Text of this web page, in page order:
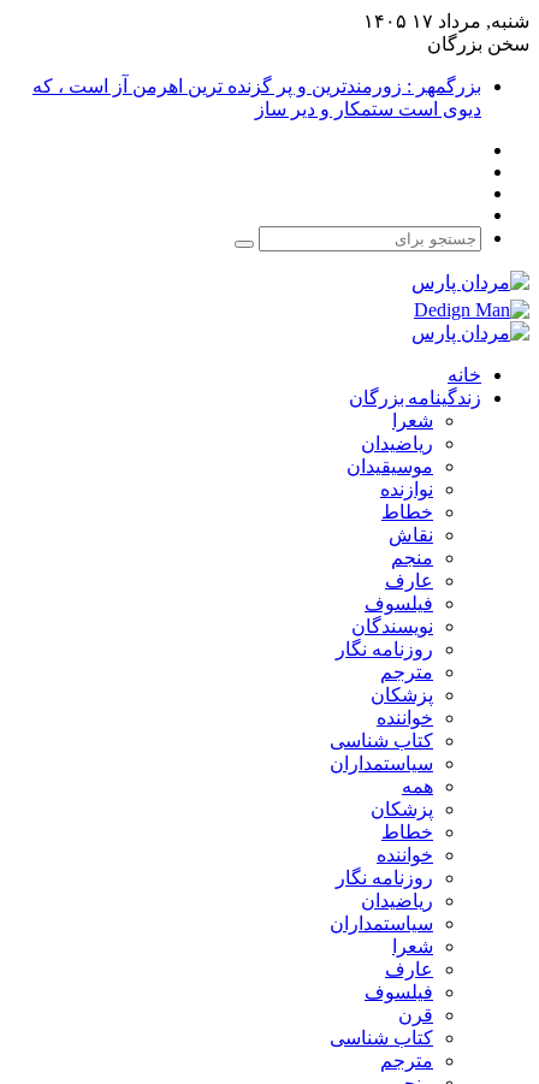
شنبه, مرداد ۱۷ ۱۴۰۵
سخن بزرگان
بزرگمهر : زورمندترین و پر گزنده ترین اهرمن آز است ، که
دیوی است ستمکار و دیر ساز
جستجو
خانه
زندگینامه بزرگان
شعرا
ریاضیدان
موسیقیدان
نوازنده
خطاط
نقاش
منجم
عارف
فیلسوف
نویسندگان
روزنامه نگار
مترجم
پزشکان
خواننده
کتاب شناسی
سیاستمداران
همه
پزشکان
خطاط
خواننده
روزنامه نگار
ریاضیدان
سیاستمداران
شعرا
عارف
فیلسوف
قرن
کتاب شناسی
مترجم